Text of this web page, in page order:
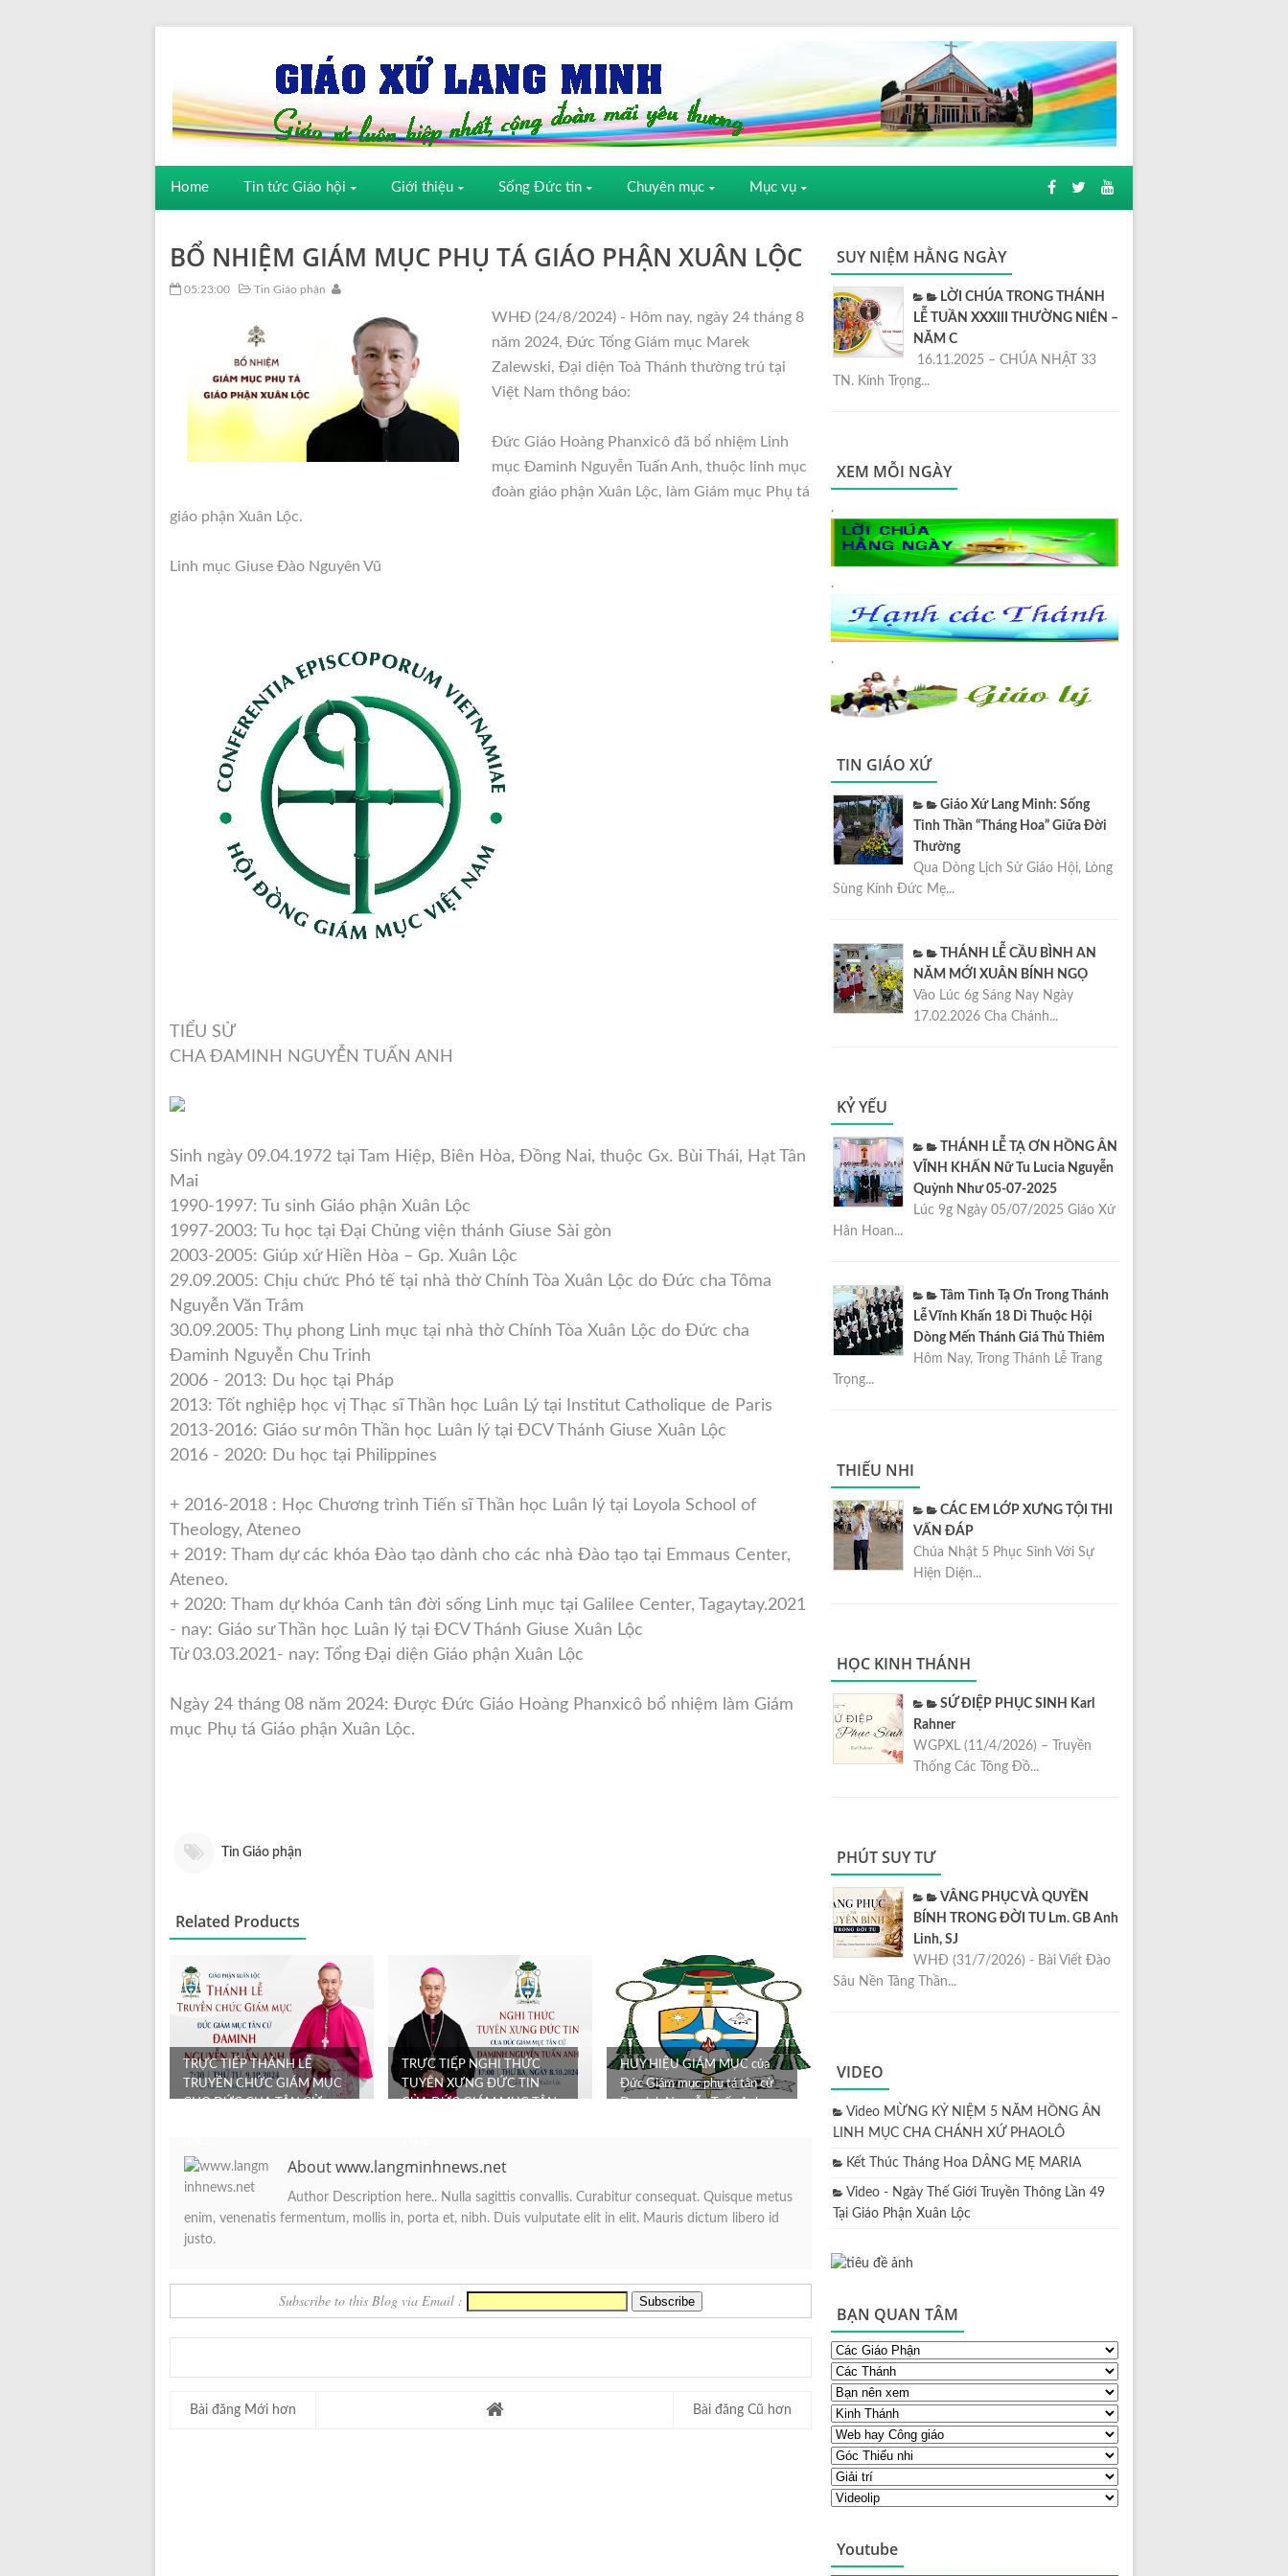
Home Tin tức Giáo hội Giới thiệu Sống Đức tin Chuyên mục Mục vụ
BỔ NHIỆM GIÁM MỤC PHỤ TÁ GIÁO PHẬN XUÂN LỘC
05:23:00 Tin Giáo phận
WHĐ (24/8/2024) - Hôm nay, ngày 24 tháng 8
năm 2024, Đức Tổng Giám mục Marek
Zalewski, Đại diện Toà Thánh thường trú tại
Việt Nam thông báo:
Đức Giáo Hoàng Phanxicô đã bổ nhiệm Linh
mục Đaminh Nguyễn Tuấn Anh, thuộc linh mục
đoàn giáo phận Xuân Lộc, làm Giám mục Phụ tá
giáo phận Xuân Lộc.
Linh mục Giuse Đào Nguyên Vũ
TIỂU SỬ
CHA ĐAMINH NGUYỄN TUẤN ANH
Sinh ngày 09.04.1972 tại Tam Hiệp, Biên Hòa, Đồng Nai, thuộc Gx. Bùi Thái, Hạt Tân
Mai
1990-1997: Tu sinh Giáo phận Xuân Lộc
1997-2003: Tu học tại Đại Chủng viện thánh Giuse Sài gòn
2003-2005: Giúp xứ Hiền Hòa – Gp. Xuân Lộc
29.09.2005: Chịu chức Phó tế tại nhà thờ Chính Tòa Xuân Lộc do Đức cha Tôma
Nguyễn Văn Trâm
30.09.2005: Thụ phong Linh mục tại nhà thờ Chính Tòa Xuân Lộc do Đức cha
Đaminh Nguyễn Chu Trinh
2006 - 2013: Du học tại Pháp
2013: Tốt nghiệp học vị Thạc sĩ Thần học Luân Lý tại Institut Catholique de Paris
2013-2016: Giáo sư môn Thần học Luân lý tại ĐCV Thánh Giuse Xuân Lộc
2016 - 2020: Du học tại Philippines
+ 2016-2018 : Học Chương trình Tiến sĩ Thần học Luân lý tại Loyola School of
Theology, Ateneo
+ 2019: Tham dự các khóa Đào tạo dành cho các nhà Đào tạo tại Emmaus Center,
Ateneo.
+ 2020: Tham dự khóa Canh tân đời sống Linh mục tại Galilee Center, Tagaytay.2021
- nay: Giáo sư Thần học Luân lý tại ĐCV Thánh Giuse Xuân Lộc
Từ 03.03.2021- nay: Tổng Đại diện Giáo phận Xuân Lộc
Ngày 24 tháng 08 năm 2024: Được Đức Giáo Hoàng Phanxicô bổ nhiệm làm Giám
mục Phụ tá Giáo phận Xuân Lộc.
Tin Giáo phận
Related Products
TRỰC TIẾP THÁNH LỄ
TRUYỀN CHỨC GIÁM MỤC
CHO ĐỨC CHA TÂN CỬ
TRỰC TIẾP NGHI THỨC
TUYÊN XƯNG ĐỨC TIN
CỦA ĐỨC GIÁM MỤC TÂN
HUY HIỆU GIÁM MỤC của
Đức Giám mục phụ tá tân cử
Đaminh Nguyễn Tuấn Anh
About www.langminhnews.net
Author Description here.. Nulla sagittis convallis. Curabitur consequat. Quisque metus
enim, venenatis fermentum, mollis in, porta et, nibh. Duis vulputate elit in elit. Mauris dictum libero id
justo.
Subscribe to this Blog via Email :
Bài đăng Mới hơn Bài đăng Cũ hơn
SUY NIỆM HẰNG NGÀY
LỜI CHÚA TRONG THÁNH
LỄ TUẦN XXXIII THƯỜNG NIÊN –
NĂM C
16.11.2025 – CHÚA NHẬT 33
TN. Kính Trọng...
XEM MỖI NGÀY
.
.
.
TIN GIÁO XỨ
Giáo Xứ Lang Minh: Sống
Tinh Thần “Tháng Hoa” Giữa Đời
Thường
Qua Dòng Lịch Sử Giáo Hội, Lòng
Sùng Kính Đức Mẹ...
THÁNH LỄ CẦU BÌNH AN
NĂM MỚI XUÂN BÍNH NGỌ
Vào Lúc 6g Sáng Nay Ngày
17.02.2026 Cha Chánh...
KỶ YẾU
THÁNH LỄ TẠ ƠN HỒNG ÂN
VĨNH KHẤN Nữ Tu Lucia Nguyễn
Quỳnh Như 05-07-2025
Lúc 9g Ngày 05/07/2025 Giáo Xứ
Hân Hoan...
Tâm Tình Tạ Ơn Trong Thánh
Lễ Vĩnh Khấn 18 Dì Thuộc Hội
Dòng Mến Thánh Giá Thủ Thiêm
Hôm Nay, Trong Thánh Lễ Trang
Trọng...
THIẾU NHI
CÁC EM LỚP XƯNG TỘI THI
VẤN ĐÁP
Chúa Nhật 5 Phục Sinh Với Sự
Hiện Diện...
HỌC KINH THÁNH
SỨ ĐIỆP PHỤC SINH Karl
Rahner
WGPXL (11/4/2026) – Truyền
Thống Các Tông Đồ...
PHÚT SUY TƯ
VÂNG PHỤC VÀ QUYỀN
BÍNH TRONG ĐỜI TU Lm. GB Anh
Linh, SJ
WHĐ (31/7/2026) - Bài Viết Đào
Sâu Nền Tảng Thần...
VIDEO
Video MỪNG KỶ NIỆM 5 NĂM HỒNG ÂN
LINH MỤC CHA CHÁNH XỨ PHAOLÔ
Kết Thúc Tháng Hoa DÂNG MẸ MARIA
Video - Ngày Thế Giới Truyền Thông Lần 49
Tại Giáo Phận Xuân Lộc
BẠN QUAN TÂM
Youtube